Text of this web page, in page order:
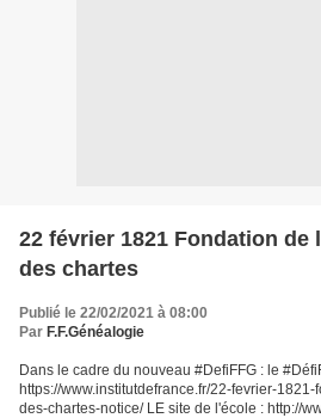
22 février 1821 Fondation de
des chartes
Publié le 22/02/2021 à 08:00
Par F.F.Généalogie
Dans le cadre du nouveau #DefiFFG : le
https://www.institutdefrance.fr/22-fevrier-
des-chartes-notice/ LE site de l'école : http://